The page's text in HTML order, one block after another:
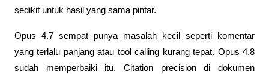
sedikit untuk hasil yang sama pintar.
Opus 4.7 sempat punya masalah kecil seperti komentar
yang terlalu panjang atau tool calling kurang tepat. Opus 4.8
sudah memperbaiki itu. Citation precision di dokumen